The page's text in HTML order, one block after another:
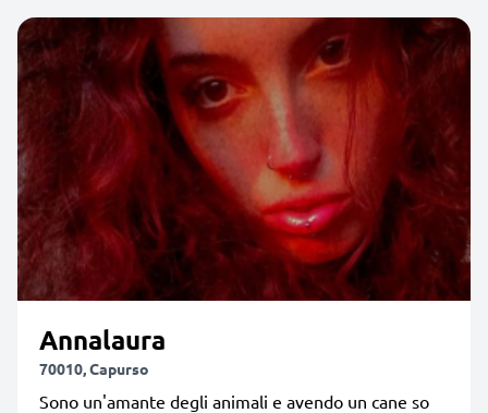
Annalaura
70010, Capurso
Sono un'amante degli animali e avendo un cane so